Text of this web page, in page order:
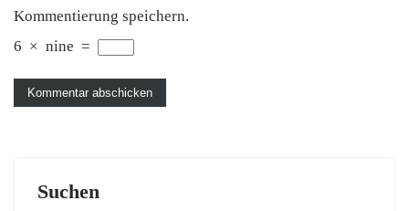
Kommentierung speichern.
6 × nine =
Suchen